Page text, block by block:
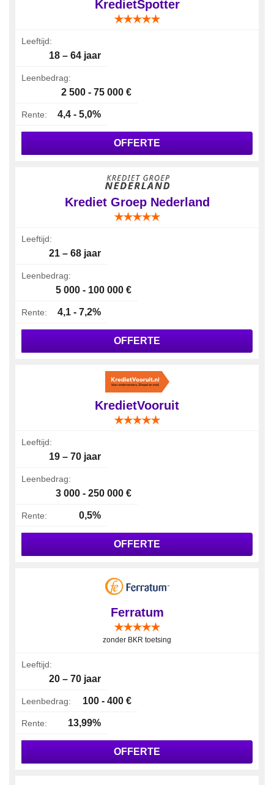
KredietSpotter
Leeftijd:
18 – 64 jaar
Leenbedrag:
2 500 - 75 000 €
Rente: 4,4 - 5,0%
OFFERTE
Krediet Groep Nederland
Leeftijd:
21 – 68 jaar
Leenbedrag:
5 000 - 100 000 €
Rente: 4,1 - 7,2%
OFFERTE
KredietVooruit
Leeftijd:
19 – 70 jaar
Leenbedrag:
3 000 - 250 000 €
Rente: 0,5%
OFFERTE
Ferratum
zonder BKR toetsing
Leeftijd:
20 – 70 jaar
Leenbedrag: 100 - 400 €
Rente: 13,99%
OFFERTE